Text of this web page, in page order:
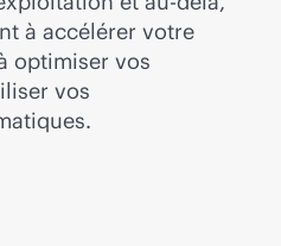
à accélérer votre
optimiser vos
vos